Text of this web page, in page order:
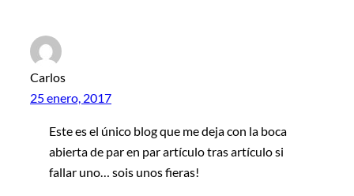
Carlos
25 enero, 2017
Este es el único blog que me deja con la boca
abierta de par en par artículo tras artículo si
fallar uno… sois unos fieras!